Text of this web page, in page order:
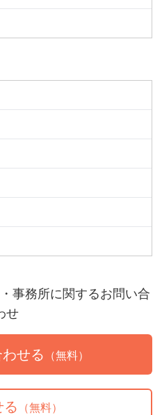
事務所に関するお問い合
せ
せる （無料）
る （無料）